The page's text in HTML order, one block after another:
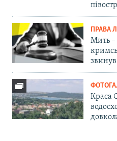
ПРАВА
Мить –
Краса